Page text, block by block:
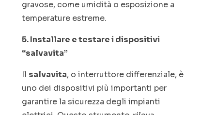
gravose, come umidità o esposizione a
temperature estreme.
5. Installare e testare i dispositivi
“salvavita”
Il salvavita, o interruttore differenziale, è
uno dei dispositivi più importanti per
garantire la sicurezza degli impianti